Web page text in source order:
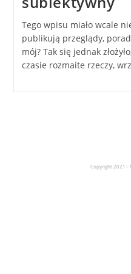
Tego wpisu miało wcale
publikują przeglądy,
mój? Tak się jednak
czasie rozmaite rzeczy,
Copyright 2021 -